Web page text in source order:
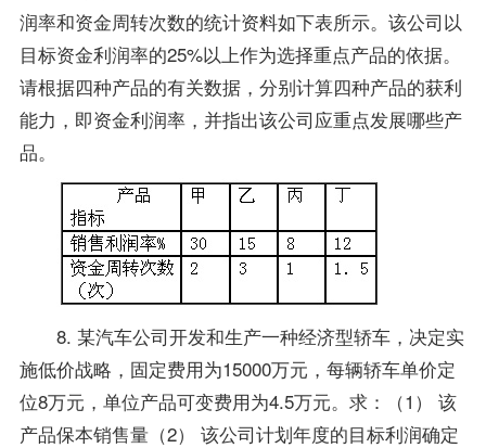
润率和资金周转次数的统计资料如下表所示。该公司以
目标资金利润率的25%以上作为选择重点产品的依据。
请根据四种产品的有关数据，分别计算四种产品的获利
能力，即资金利润率，并指出该公司应重点发展哪些产
品。
8. 某汽车公司开发和生产一种经济型轿车，决定实
施低价战略，固定费用为15000万元，每辆轿车单价定
位8万元，单位产品可变费用为4.5万元。求：（1） 该
产品保本销售量（2） 该公司计划年度的目标利润确定